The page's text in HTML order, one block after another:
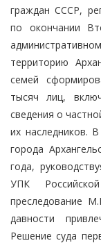
граждан СССР,
по окончании
территорию
семей
тысяч лиц,
сведения о
их наследников.
города
года,
УПК
преследование
давности
Решение суда